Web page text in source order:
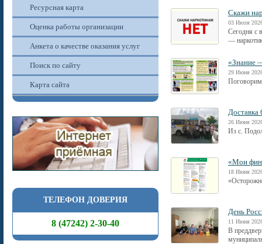
Ресурсная карта
Оценка работы организации
Анкета о качестве оказания услуг
Поиск по сайту
Карта сайта
ТЕЛЕФОН ДОВЕРИЯ
8 (47242) 2-30-40
Скажи
03 Июля
Сегодня с
—
«Знание
29 Июня
Поговорим
Доставка
26 Июня
Из с.
«Мои
18 Июня
День
11 Июня
В